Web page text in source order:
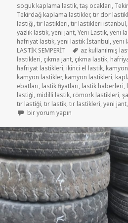
soguk kaplama lastik,taş ocakları,
Tekirdağ kaplama lastikler,tır dor
lastiği,tır lastikleri,tır lastikleri istanbul
yazlık lastik,yeni jant,Yeni Lastik,yeni
hafriyat lastik,yeni lastik İstanbul,yeni
LASTİK SEMPERİT
Etiketler
az kullanılmış
lastikleri, çıkma jant, çıkma lastik,
hafriyat lastikleri, ikinci el lastik,
kamyon lastikler, kamyon lastikleri,
ebatları, lastik fiyatları, lastik haberleri,
lastiği, midilli lastik, römork lastikleri,
tır lastiği,tır lastik,tır lastikleri,yeni jant
315/70R22.5 AZ KULLANILMIŞ
bir yorum yapın